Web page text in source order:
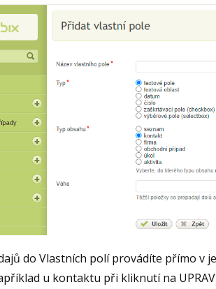
do Vlastních polí provádíte přímo v
u kontaktu při kliknutí na